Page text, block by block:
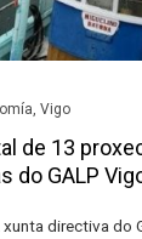
,Vigo
de 13
do GALP
xunta directiva do